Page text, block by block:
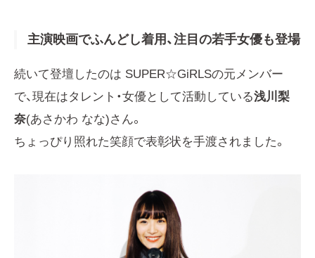
主演映画でふんどし着用、注目の若手女優も登場
続いて登壇したのは SUPER☆GiRLSの元メンバー
で、現在はタレント・女優として活動している浅川梨
奈(あさかわ なな)さん。
ちょっぴり照れた笑顔で表彰状を手渡されました。